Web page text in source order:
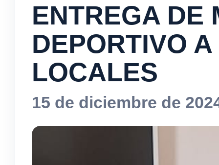
ENTREGA DE
DEPORTIVO
LOCALES
15 de diciembre de